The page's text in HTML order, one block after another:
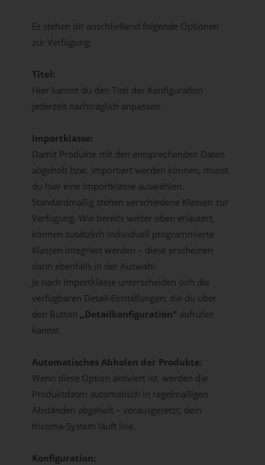
Es stehen dir anschließend folgende Optionen
zur Verfügung:
Titel:
Hier kannst du den Titel der Konfiguration
jederzeit nachträglich anpassen.
Importklasse:
Damit Produkte mit den entsprechenden Daten
abgeholt bzw. importiert werden können, musst
du hier eine Importklasse auswählen.
Standardmäßig stehen verschiedene Klassen zur
Verfügung. Wie bereits weiter oben erläutert,
können zusätzlich individuell programmierte
Klassen integriert werden – diese erscheinen
dann ebenfalls in der Auswahl.
Je nach Importklasse unterscheiden sich die
verfügbaren Detail-Einstellungen, die du über
den Button „Detailkonfiguration“ aufrufen
kannst.
Automatisches Abholen der Produkte:
Wenn diese Option aktiviert ist, werden die
Produktdaten automatisch in regelmäßigen
Abständen abgeholt – vorausgesetzt, dein
tricoma-System läuft live.
Konfiguration: